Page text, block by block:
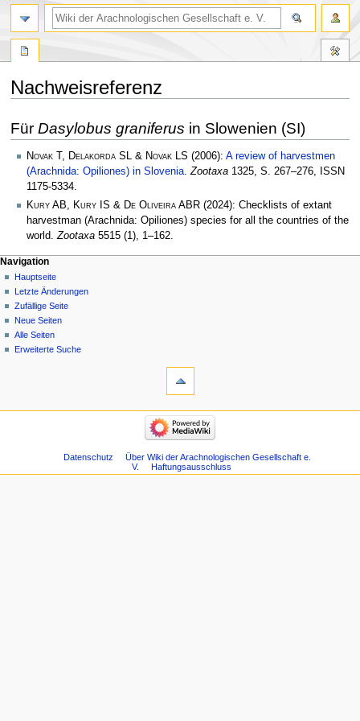
Nachweisreferenz
Navigation
springen
Suche
springen
Für Dasylobus graniferus in Slowenien (SI)
Novak T, Delakorda SL & Novak LS (2006): A review of harvestmen
(Arachnida: Opiliones) in Slovenia.Zootaxa 1325, S. 267–276, ISSN
1175-5334.
Kury AB, Kury IS & De Oliveira ABR (2024): Checklists of extant
harvestman (Arachnida: Opiliones) species for all the countries of the
world. Zootaxa 5515 (1), 1–162.
Navigation
Hauptseite
Letzte Änderungen
Zufällige Seite
Neue Seiten
Alle Seiten
Erweiterte Suche
Datenschutz
Über Wiki der Arachnologischen Gesellschaft e.
V.
Haftungsausschluss